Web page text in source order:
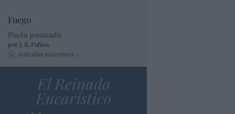
Fuego
Poeta pasmado
por J. R. Pablos
Artículos anteriores
El Reinado
Eucarístico